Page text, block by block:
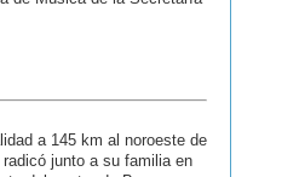
a 145 km al noroeste de
junto a su familia en